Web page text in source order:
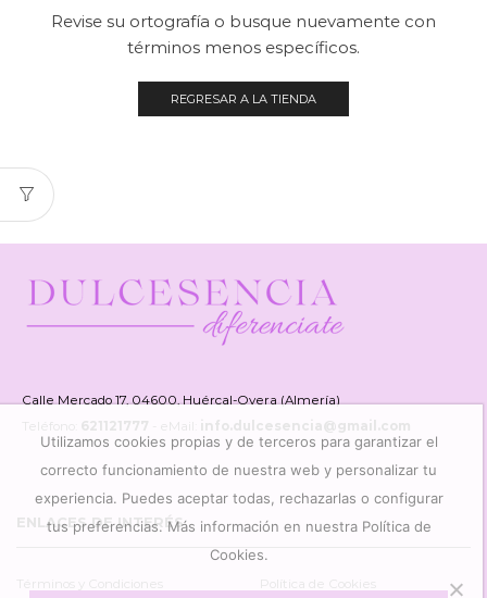
Revise su ortografía o busque nuevamente con
términos menos específicos.
REGRESAR A LA TIENDA
Calle Mercado 17, 04600, Huércal-Overa (Almería)
Teléfono: 621121777 info.dulcesencia@gmail.com
ENLACES DE INTERÉS
Términos y Condiciones Política de Cookies
Utilizamos cookies propias y de terceros para garantizar el
correcto funcionamiento de nuestra web y personalizar tu
experiencia. Puedes aceptar todas, rechazarlas o configurar
tus preferencias. Más información en nuestra Política de
Cookies.